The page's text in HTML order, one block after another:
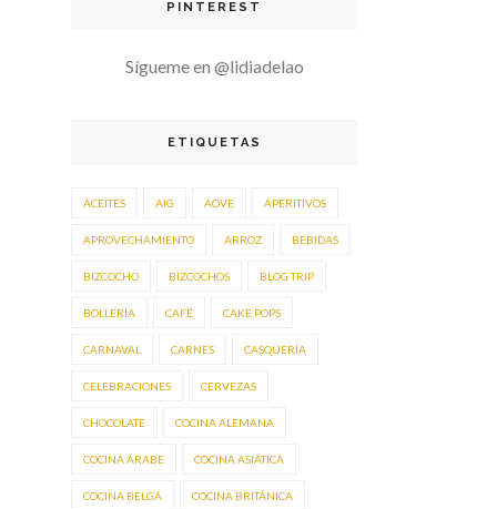
PINTEREST
Sígueme en @lidiadelao
ETIQUETAS
ACEITES AIG AOVE APERITIVOS
APROVECHAMIENTO ARROZ BEBIDAS
BIZCOCHO BIZCOCHOS BLOG TRIP
BOLLERÍA CAFÉ CAKE POPS
CARNAVAL CARNES CASQUERÍA
CELEBRACIONES CERVEZAS
CHOCOLATE COCINA ALEMANA
COCINA ÁRABE COCINA ASIÁTICA
COCINA BELGA COCINA BRITÁNICA